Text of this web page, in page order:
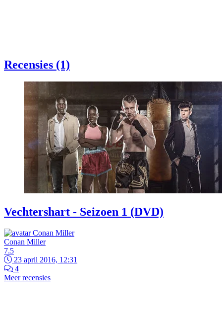
Recensies (1)
Vechtershart - Seizoen 1 (DVD)
Conan Miller
7.5
23 april 2016, 12:31
4
Meer recensies